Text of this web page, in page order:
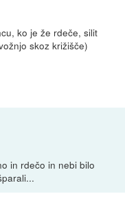
ko je že rdeče, silit
skoz križišče)
in rdečo in nebi bilo